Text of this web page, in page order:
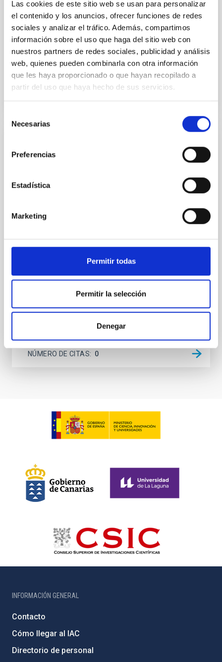
Las cookies de este sitio web se usan para personalizar
el contenido y los anuncios, ofrecer funciones de redes
sociales y analizar el tráfico. Además, compartimos
información sobre el uso que haga del sitio web con
nuestros partners de redes sociales, publicidad y análisis
web, quienes pueden combinarla con otra información
que les haya proporcionado o que hayan recopilado a
partir del uso que haya hecho de sus servicios.
Necesarias
Preferencias
Estadística
Marketing
Permitir todas
Permitir la selección
Denegar
Smith, Cole et al.
Fecha de publicación:
2026
BIBCODE 2026ASTCS..1160088S
NÚMERO DE CITAS 0
The impact of Active Galactic Nuclei on
While the influence of supermassive black hole
attention, the specific effects of active galactic nuclei
(AGN) winds, particularly ultrafast outflows (UFOs),
Waas, Jourdan et al.
Fecha de publicación: 6 2026
2026ASTCS..1100130W
NÚMERO DE CITAS 0
INFORMACIÓN GENERAL
Contacto
Cómo llegar al IAC
Directorio de personal